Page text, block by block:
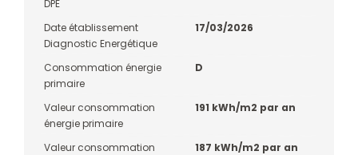
DPE
Date établissement
Diagnostic Energétique
17/03/2026
Consommation énergie
primaire
D
Valeur consommation
énergie primaire
191 kWh/m2 par an
Valeur consommation
187 kWh/m2 par an